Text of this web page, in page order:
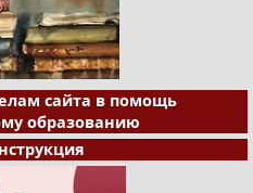
сайта в помощь
образованию